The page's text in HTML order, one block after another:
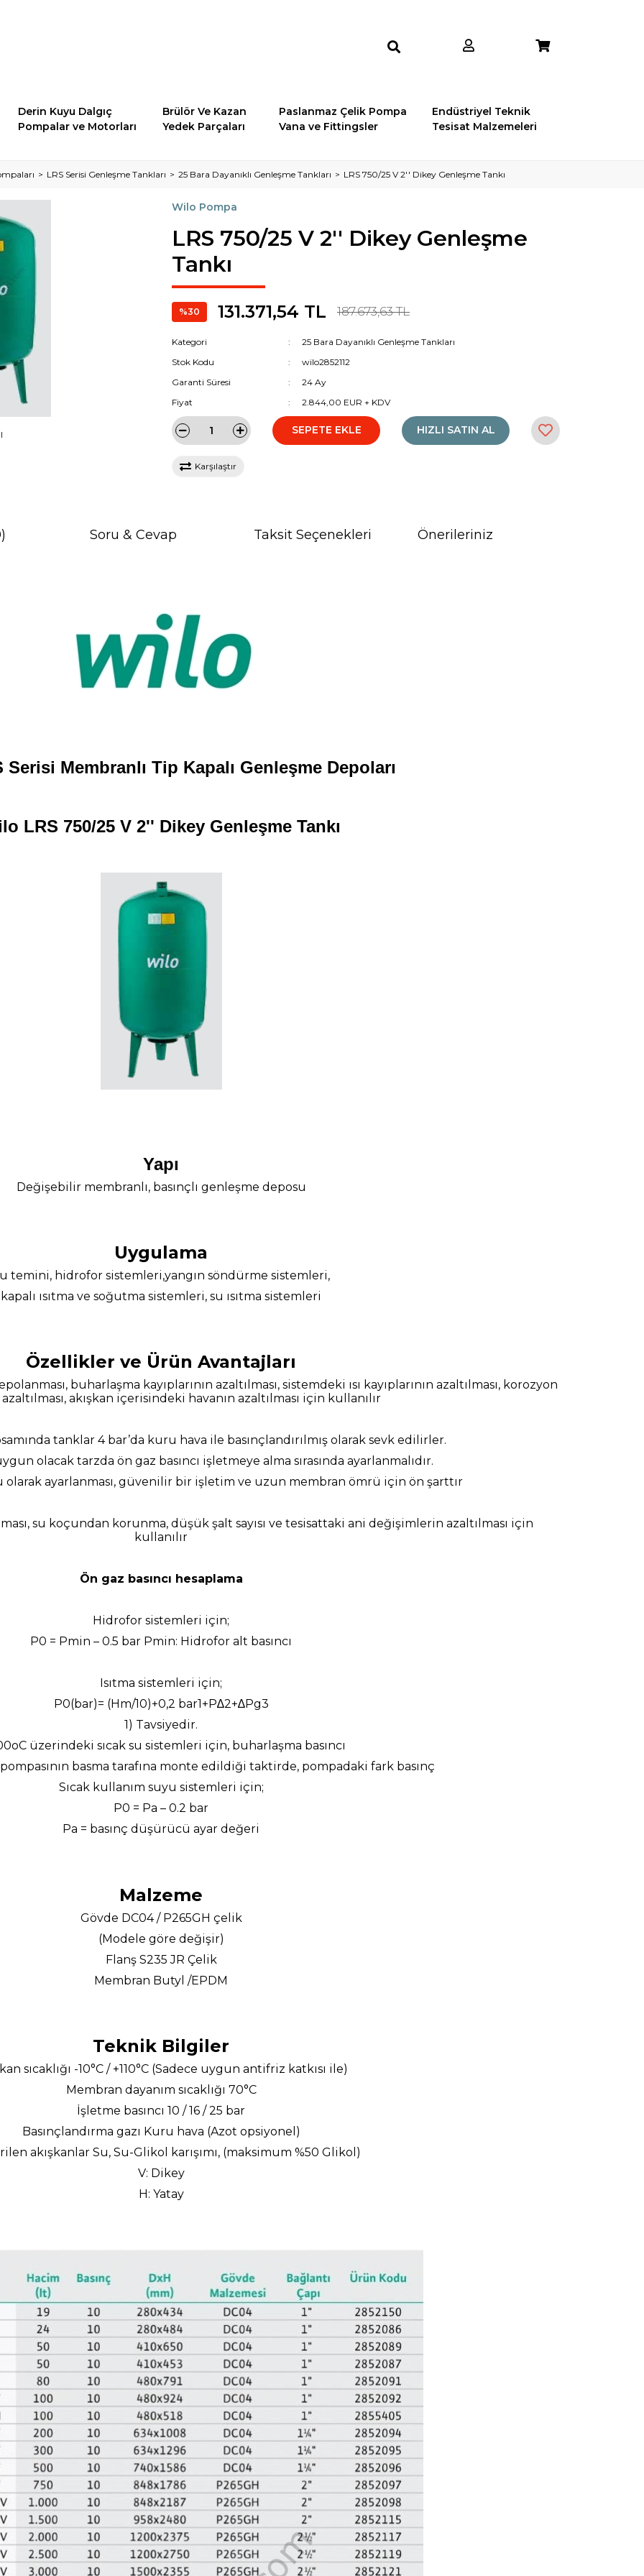
Derin Kuyu Dalgıç
Pompalar ve Motorları
Brülör Ve Kazan
Yedek Parçaları
Paslanmaz Çelik Pompa
Vana ve Fittingsler
Endüstriyel Teknik
Tesisat Malzemeleri
LRS Serisi Genleşme Tankları 25 Bara Dayanıklı Genleşme Tankları LRS 750/25 V 2'' Dikey Genleşme Tankı
Wilo Pompa
LRS 750/25 V 2'' Dikey Genleşme
Tankı
%30 131.371,54 TL 187.673,63 TL
Kategori
25 Bara Dayanıklı Genleşme Tankları
Stok Kodu
wilo2852112
Garanti Süresi
24 Ay
Fiyat
2.844,00 EUR + KDV
SEPETE EKLE HIZLI SATIN AL
Karşılaştır
Soru & Cevap Taksit Seçenekleri Önerileriniz
Membranlı Tip Kapalı Genleşme Depoları
LRS 750/25 V 2'' Dikey Genleşme Tankı
Yapı
Değişebilir membranlı, basınçlı genleşme deposu
Uygulama
temini, hidrofor sistemleri,yangın söndürme sistemleri,
kapalı ısıtma ve soğutma sistemleri, su ısıtma sistemleri
Özellikler ve Ürün Avantajları
buharlaşma kayıplarının azaltılması, sistemdeki ısı kayıplarının azaltılması, korozyon
akışkan içerisindeki havanın azaltılması için kullanılır
tanklar 4 bar’da kuru hava ile basınçlandırılmış olarak sevk edilirler.
olacak tarzda ön gaz basıncı işletmeye alma sırasında ayarlanmalıdır.
olarak ayarlanması, güvenilir bir işletim ve uzun membran ömrü için ön şarttır
su koçundan korunma, düşük şalt sayısı ve tesisattaki ani değişimlerin azaltılması için
kullanılır
Ön gaz basıncı hesaplama
Hidrofor sistemleri için;
P0 = Pmin – 0.5 bar Pmin: Hidrofor alt basıncı
Isıtma sistemleri için;
P0(bar)= (Hm/10)+0,2 bar1+P∆2+∆Pg3
1) Tavsiyedir.
üzerindeki sıcak su sistemleri için, buharlaşma basıncı
basma tarafına monte edildiği taktirde, pompadaki fark basınç
Sıcak kullanım suyu sistemleri için;
P0 = Pa – 0.2 bar
Pa = basınç düşürücü ayar değeri
Malzeme
Gövde DC04 / P265GH çelik
(Modele göre değişir)
Flanş S235 JR Çelik
Membran Butyl /EPDM
Teknik Bilgiler
sıcaklığı -10°C / +110°C (Sadece uygun antifriz katkısı ile)
Membran dayanım sıcaklığı 70°C
İşletme basıncı 10 / 16 / 25 bar
Basınçlandırma gazı Kuru hava (Azot opsiyonel)
akışkanlar Su, Su-Glikol karışımı, (maksimum %50 Glikol)
V: Dikey
H: Yatay